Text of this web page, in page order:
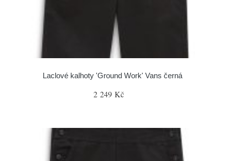
Laclové kalhoty 'Ground Work' Vans černá
2 249 Kč